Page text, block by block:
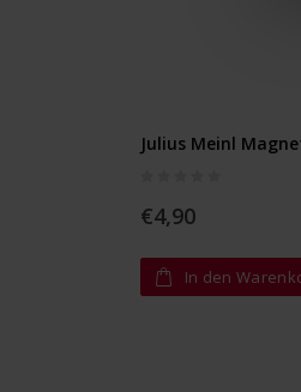
Julius Meinl
€4,90
In den